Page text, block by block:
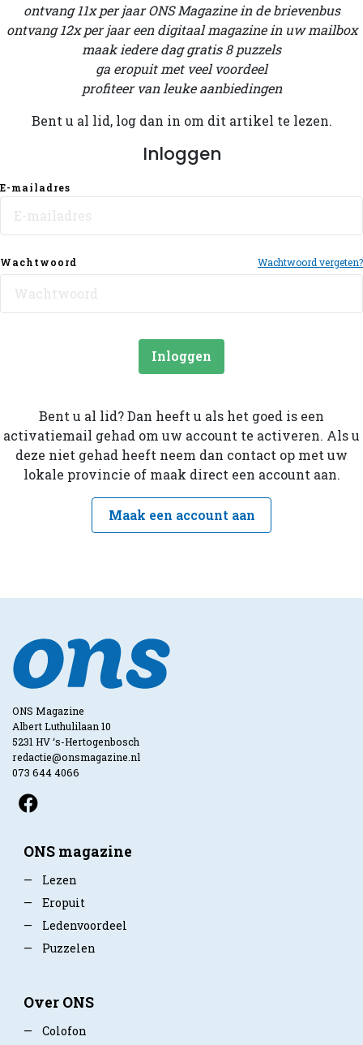
ontvang 11x per jaar ONS Magazine in de brievenbus
ontvang 12x per jaar een digitaal magazine in uw mailbox
maak iedere dag gratis 8 puzzels
ga eropuit met veel voordeel
profiteer van leuke aanbiedingen
Bent u al lid, log dan in om dit artikel te lezen.
Inloggen
E-mailadres
Wachtwoord Wachtwoord vergeten?
Inloggen
Bent u al lid? Dan heeft u als het goed is een
activatiemail gehad om uw account te activeren. Als u
deze niet gehad heeft neem dan contact op met uw
lokale provincie of maak direct een account aan.
Maak een account aan
ONS Magazine
Albert Luthulilaan 10
5231 HV ‘s-Hertogenbosch
redactie@onsmagazine.nl
073 644 4066
ONS magazine
—
Lezen
—
Eropuit
—
Ledenvoordeel
—
Puzzelen
Over ONS
— Colofon